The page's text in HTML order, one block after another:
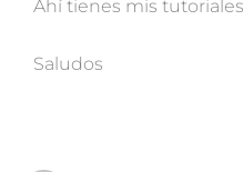
Ahí tienes mis
Saludos